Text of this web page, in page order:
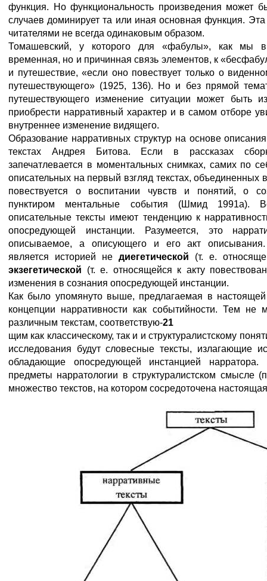
функция. Но функциональность произведения может
случаев доминирует та или иная основная функция.
читателями не всегда одинаковым образом.
Томашевский, у которого для «фабулы», как мы
временная, но и причинная связь элементов, к
и путешествие, «если оно повествует только о
путешествующего» (1925, 136). Но и без прямой
путешествующего изменение ситуации может быть
приобрести нарративный характер и в самом отборе
внутреннее изменение видящего.
Образование нарративных структур на основе
текстах Андрея Битова. Если в рассказах
запечатлевается в моментальных снимках, самих по
описательных на первый взгляд текстах, объединенных
повествуется о воспитании чувств и понятий, о
пунктиром ментальные события (Шмид 1991а).
описательные тексты имеют тенденцию к
опосредующей инстанции. Разумеется, это
описываемое, а описующего и его акт описывания.
является историей не диегетической (т. е.
экзегетической (т. е. относящейся к акту
изменения в сознания опосредующей инстанции.
Как было упомянуто выше, предлагаемая в
концепции нарративности как событийности. Тем
различным текстам, соответствую-21
щим как классическому, так и и структуралистскому
исследования будут словесные тексты, излагающие
обладающие опосредующей инстанцией
предметы нарратологии в структуралистском смысле
множество текстов, на котором сосредоточена